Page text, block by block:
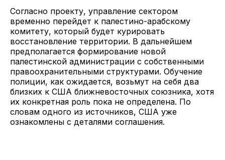
Согласно проекту, управление сектором
временно перейдет к палестино-арабскому
комитету, который будет курировать
восстановление территории. В дальнейшем
предполагается формирование новой
палестинской администрации с собственными
правоохранительными структурами. Обучение
полиции, как ожидается, возьмут на себя два
близких к США ближневосточных союзника, хотя
их конкретная роль пока не определена. По
словам одного из источников, США уже
ознакомлены с деталями соглашения.